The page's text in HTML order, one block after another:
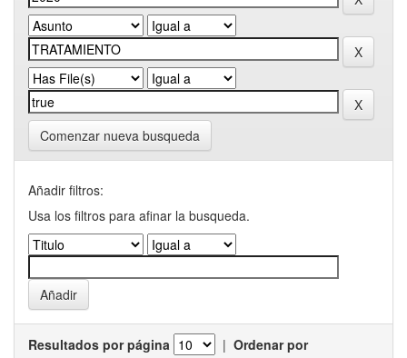
Comenzar nueva busqueda
Añadir filtros:
Usa los filtros para afinar la busqueda.
Resultados por página | Ordenar por